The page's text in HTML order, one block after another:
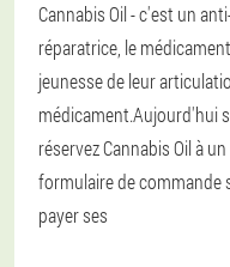
Cannabis Oil - c'est un
réparatrice, le
jeunesse de leur
médicament.Aujourd'hui
réservez Cannabis Oil à
formulaire de commande
payer ses